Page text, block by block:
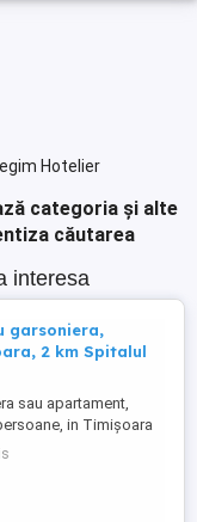
Hotelier
categoria și alte
căutarea
interesa
garsoniera,
2 km Spitalul
sau apartament,
in Timișoara
(la doua
Buziasului
2 km de Mosnita
Situat la et.1 al